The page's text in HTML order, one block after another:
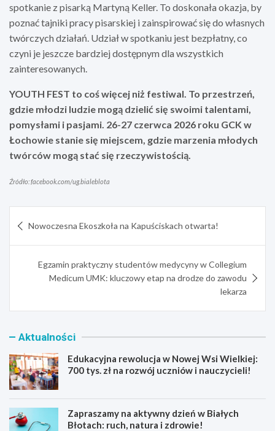
spotkanie z pisarką Martyną Keller. To doskonała okazja, by
poznać tajniki pracy pisarskiej i zainspirować się do własnych
twórczych działań. Udział w spotkaniu jest bezpłatny, co
czyni je jeszcze bardziej dostępnym dla wszystkich
zainteresowanych.
YOUTH FEST to coś więcej niż festiwal. To przestrzeń,
gdzie młodzi ludzie mogą dzielić się swoimi talentami,
pomysłami i pasjami. 26-27 czerwca 2026 roku GCK w
Łochowie stanie się miejscem, gdzie marzenia młodych
twórców mogą stać się rzeczywistością.
Źródło: facebook.com/ug.bialeblota
wpisu
Nowoczesna Ekoszkoła na Kapuściskach otwarta!
Egzamin praktyczny studentów medycyny w Collegium
Medicum UMK: kluczowy etap na drodze do zawodu
lekarza
Aktualności
Edukacyjna rewolucja w Nowej Wsi Wielkiej:
700 tys. zł na rozwój uczniów i nauczycieli!
Zapraszamy na aktywny dzień w Białych
Błotach: ruch, natura i zdrowie!